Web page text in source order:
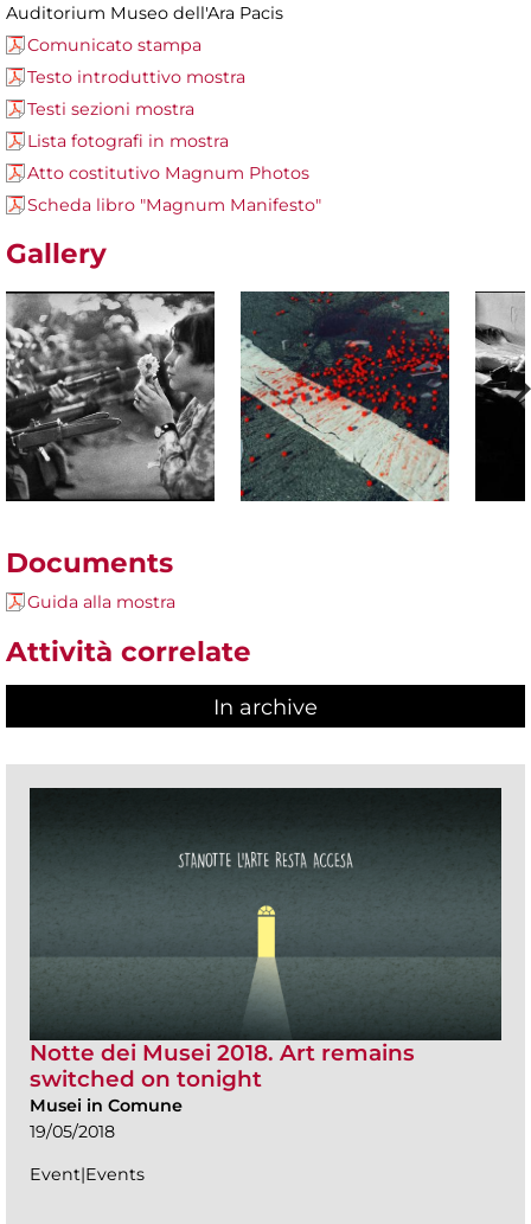
Auditorium Museo dell'Ara Pacis
Comunicato stampa
Testo introduttivo mostra
Testi sezioni mostra
Lista fotografi in mostra
Atto costitutivo Magnum Photos
Scheda libro "Magnum Manifesto"
Gallery
Documents
Guida alla mostra
Attività correlate
In archive
Notte dei Musei 2018. Art remains
switched on tonight
Musei in Comune
19/05/2018
Event|Events